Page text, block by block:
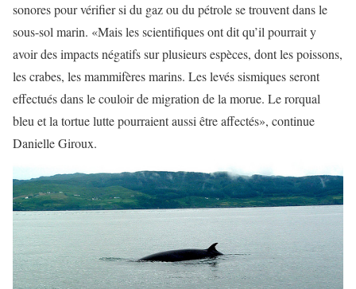
sonores pour vérifier si du gaz ou du pétrole se trouvent dans le
sous-sol marin. «Mais les scientifiques ont dit qu’il pourrait y
avoir des impacts négatifs sur plusieurs espèces, dont les poissons,
les crabes, les mammifères marins. Les levés sismiques seront
effectués dans le couloir de migration de la morue. Le rorqual
bleu et la tortue lutte pourraient aussi être affectés», continue
Danielle Giroux.